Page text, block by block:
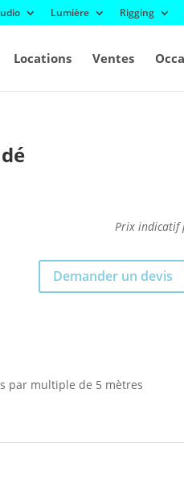
Lumière Rigging
Locations Ventes
Prix indicatif
Demander un devis
par multiple de 5 mètres